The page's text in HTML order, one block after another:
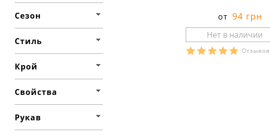
Сезон
Стиль
Крой
Свойства
Рукав
от 94 грн
Отзывов